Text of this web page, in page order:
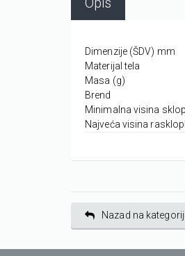
Dimenzije (ŠDV) mm
Materijal tela
Masa (g)
Brend
Minimalna visina
Najveća visina
Nazad na